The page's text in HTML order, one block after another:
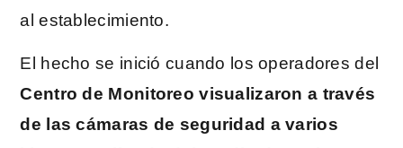
al establecimiento.
El hecho se inició cuando los operadores del
Centro de Monitoreo visualizaron a través
de las cámaras de seguridad a varios